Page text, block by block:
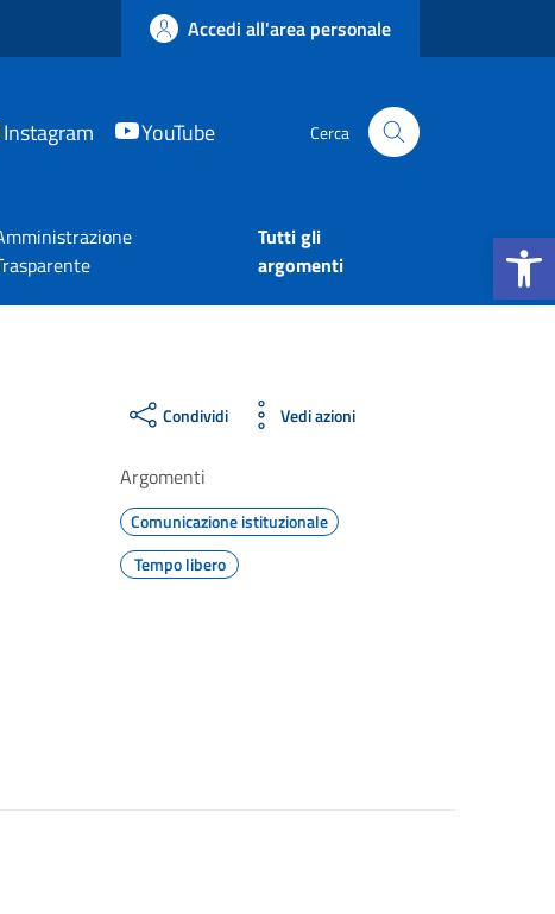
Apri la
Accedi all'area personale
Instagram YouTube Cerca
Tutti gli
argomenti
Condividi Vedi azioni
Argomenti
Comunicazione istituzionale
Tempo libero